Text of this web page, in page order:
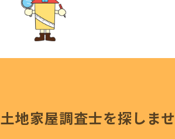
土地家屋調査士を探しま